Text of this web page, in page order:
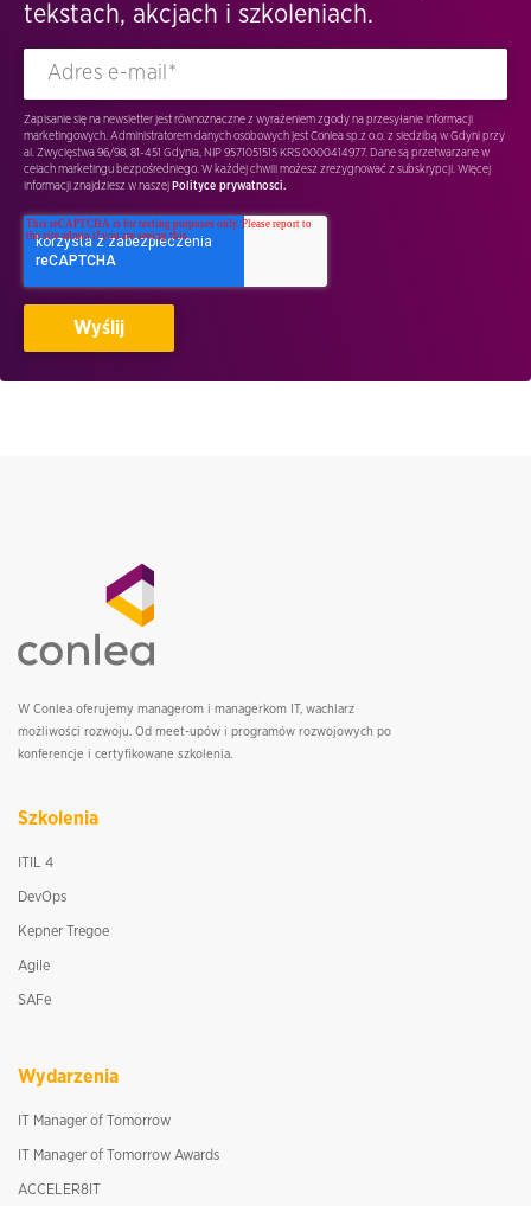
tekstach, akcjach i szkoleniach.
Zapisanie się na newsletter jest równoznaczne z wyrażeniem zgody na przesyłanie informacji
marketingowych. Administratorem danych osobowych jest Conlea sp.z o.o. z siedzibą w Gdyni przy
al. Zwycięstwa 96/98, 81-451 Gdynia, NIP 9571051515 KRS 0000414977. Dane są przetwarzane w
celach marketingu bezpośredniego. W każdej chwili możesz zrezygnować z subskrypcji. Więcej
informacji znajdziesz w naszej Polityce prywatnosci.
W Conlea oferujemy managerom i managerkom IT, wachlarz
możliwości rozwoju. Od meet-upów i programów rozwojowych po
konferencje i certyfikowane szkolenia.
Szkolenia
ITIL 4
DevOps
Kepner Tregoe
Agile
SAFe
Wydarzenia
IT Manager of Tomorrow
IT Manager of Tomorrow Awards
ACCELER8IT